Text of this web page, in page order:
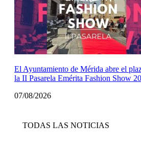
El Ayuntamiento de Mérida abre el
la II Pasarela Emérita Fashion Show
07/08/2026
TODAS LAS NOTICIAS